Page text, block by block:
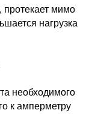
протекает мимо
нагрузка
необходимого
к амперметру